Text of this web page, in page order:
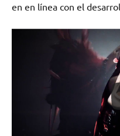
en en línea con el